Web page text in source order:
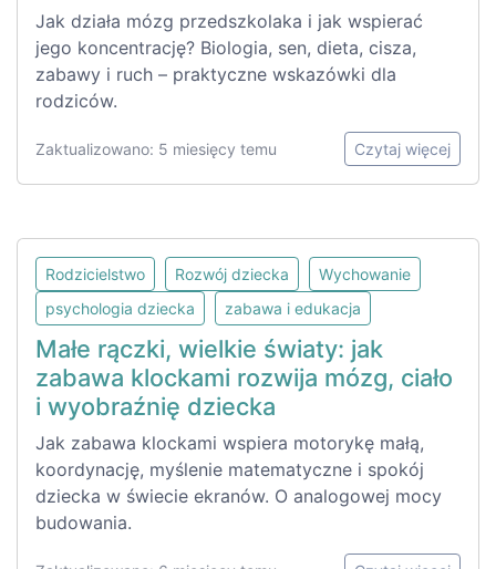
Jak działa mózg przedszkolaka i jak wspierać
jego koncentrację? Biologia, sen, dieta, cisza,
zabawy i ruch – praktyczne wskazówki dla
rodziców.
Zaktualizowano: 5 miesięcy temu Czytaj więcej
Rodzicielstwo Rozwój dziecka
Wychowanie
psychologia dziecka
zabawa i edukacja
Małe rączki, wielkie światy: jak
zabawa klockami rozwija mózg, ciało
i wyobraźnię dziecka
Jak zabawa klockami wspiera motorykę małą,
koordynację, myślenie matematyczne i spokój
dziecka w świecie ekranów. O analogowej mocy
budowania.